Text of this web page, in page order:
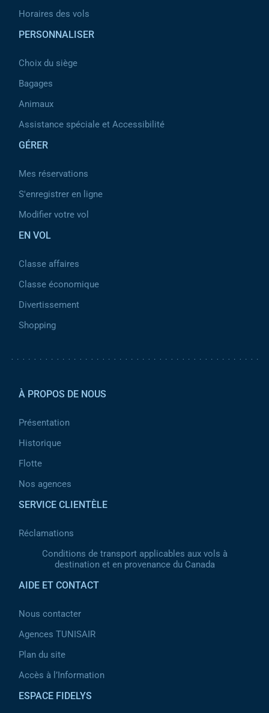
Horaires des vols
PERSONNALISER
Choix du siège
Bagages
Animaux
Assistance spéciale et Accessibilité
GÉRER
Mes réservations
S'enregistrer en ligne
Modifier votre vol
EN VOL
Classe affaires
Classe économique
Divertissement
Shopping
À PROPOS DE NOUS
Présentation
Historique
Flotte
Nos agences
SERVICE CLIENTÈLE
Réclamations
Conditions de transport applicables aux vols à
destination et en provenance du Canada
AIDE ET CONTACT
Nous contacter
Agences TUNISAIR
Plan du site
Accès à l’Information
ESPACE FIDELYS